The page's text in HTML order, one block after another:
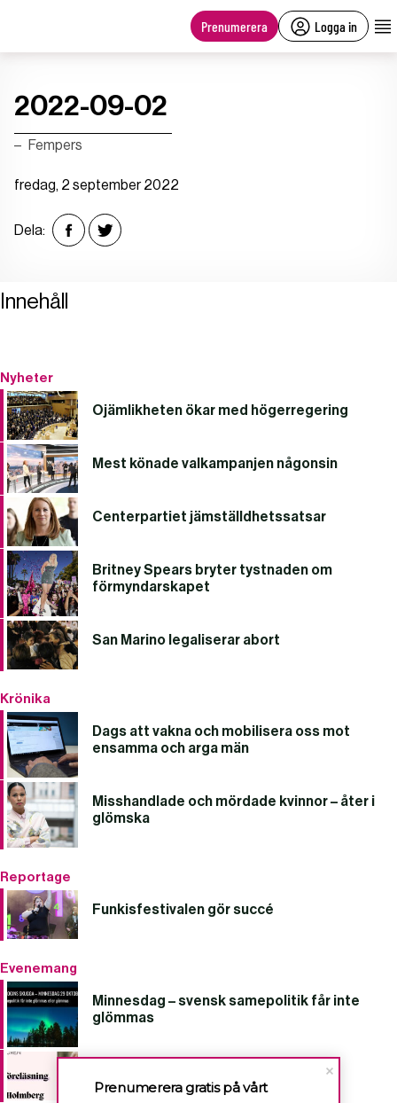
Prenumerera Logga in
2022-09-02
Fempers
fredag, 2 september 2022
Dela:
Innehåll
Nyheter
Ojämlikheten ökar med högerregering
Mest könade valkampanjen någonsin
Centerpartiet jämställdhetssatsar
Britney Spears bryter tystnaden om
förmyndarskapet
San Marino legaliserar abort
Krönika
Dags att vakna och mobilisera oss mot
ensamma och arga män
Misshandlade och mördade kvinnor – åter i
glömska
Reportage
Funkisfestivalen gör succé
Evenemang
Minnesdag – svensk samepolitik får inte
glömmas
Prenumerera gratis på vårt